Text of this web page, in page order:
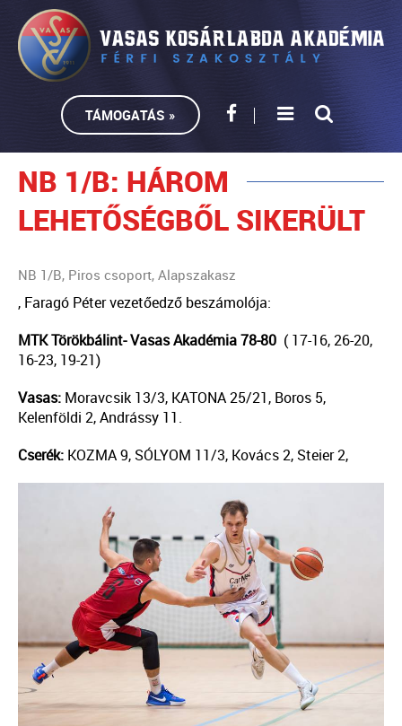
TÁMOGATÁS »
NB 1/B: HÁROM
LEHETŐSÉGBŐL SIKERÜLT
NB 1/B, Piros csoport, Alapszakasz
, Faragó Péter vezetőedző beszámolója:
MTK Törökbálint- Vasas Akadémia 78-80 ( 17-16, 26-20,
16-23, 19-21)
Vasas: Moravcsik 13/3, KATONA 25/21, Boros 5,
Kelenföldi 2, Andrássy 11.
Cserék: KOZMA 9, SÓLYOM 11/3, Kovács 2, Steier 2,